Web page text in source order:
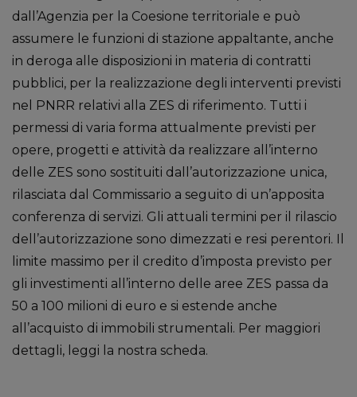
dall’Agenzia per la Coesione territoriale e può
assumere le funzioni di stazione appaltante, anche
in deroga alle disposizioni in materia di contratti
pubblici, per la realizzazione degli interventi previsti
nel PNRR relativi alla ZES di riferimento. Tutti i
permessi di varia forma attualmente previsti per
opere, progetti e attività da realizzare all’interno
delle ZES sono sostituiti dall’autorizzazione unica,
rilasciata dal Commissario a seguito di un’apposita
conferenza di servizi. Gli attuali termini per il rilascio
dell’autorizzazione sono dimezzati e resi perentori. Il
limite massimo per il credito d’imposta previsto per
gli investimenti all’interno delle aree ZES passa da
50 a 100 milioni di euro e si estende anche
all’acquisto di immobili strumentali. Per maggiori
dettagli, leggi la nostra scheda.